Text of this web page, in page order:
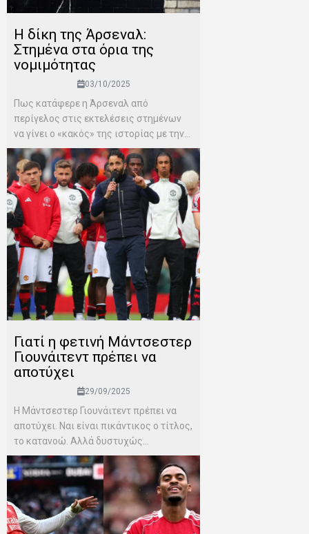
Η δίκη της Άρσεναλ:
Στημένα στα όρια της
νομιμότητας
03/10/2025
Πως κατάφερε η Άρσεναλ από
περίγελος στις εκτελέσεις στημένων
να γίνει ο «κακός» της ιστορίας με την...
Γιατί η φετινή Μάντσεστερ
Γιουνάιτεντ πρέπει να
αποτύχει
29/09/2025
Η Μάντσεστερ Γιουνάιτεντ πρέπει να
αποτύχει. Ναι είναι πικάντικος ο τίτλος,
το κατανοώ. Αλλά δυστυχώς...